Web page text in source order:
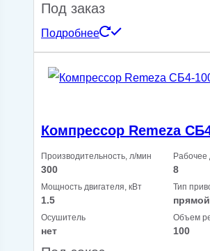
Под заказ
Подробнее
Компрессор Remeza
Производительность, л/мин
300
Рабочее
8
Мощность двигателя, кВт
1.5
Тип
прямой
Осушитель
нет
Объем
100